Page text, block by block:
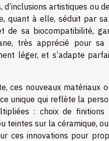
artistiques ou
quant à elle, séduit par
de sa biocompatibilité,
très apprécié pour sa
léger, et s’adapte
ces nouveaux matériaux
unique qui reflète la
: choix de
teintes sur la céramique,
ces innovations pour